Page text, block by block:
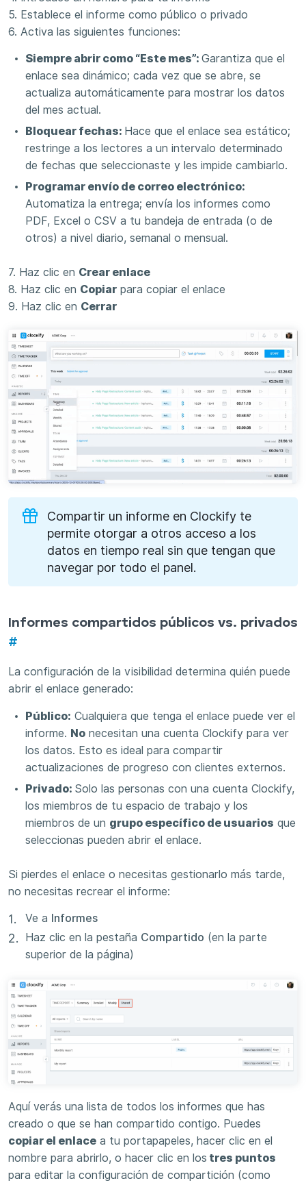
5. Establece el informe como público o privado
6. Activa las siguientes funciones:
Siempre abrir como “Este mes”: Garantiza que el
enlace sea dinámico; cada vez que se abre, se
actualiza automáticamente para mostrar los datos
del mes actual.
Bloquear fechas: Hace que el enlace sea estático;
restringe a los lectores a un intervalo determinado
de fechas que seleccionaste y les impide cambiarlo.
Programar envío de correo electrónico:
Automatiza la entrega; envía los informes como
PDF, Excel o CSV a tu bandeja de entrada (o de
otros) a nivel diario, semanal o mensual.
7. Haz clic en Crear enlace
8. Haz clic en Copiar para copiar el enlace
9. Haz clic en Cerrar
Compartir un informe en Clockify te
permite otorgar a otros acceso a los
datos en tiempo real sin que tengan que
navegar por todo el panel.
Informes compartidos públicos vs. privados
#
La configuración de la visibilidad determina quién puede
abrir el enlace generado:
Público: Cualquiera que tenga el enlace puede ver el
informe. No necesitan una cuenta Clockify para ver
los datos. Esto es ideal para compartir
actualizaciones de progreso con clientes externos.
Privado: Solo las personas con una cuenta Clockify,
los miembros de tu espacio de trabajo y los
miembros de un grupo específico de usuarios que
seleccionas pueden abrir el enlace.
Si pierdes el enlace o necesitas gestionarlo más tarde,
no necesitas recrear el informe:
Ve a Informes
Haz clic en la pestaña Compartido (en la parte
superior de la página)
Aquí verás una lista de todos los informes que has
creado o que se han compartido contigo. Puedes
copiar el enlace a tu portapapeles, hacer clic en el
nombre para abrirlo, o hacer clic en los tres puntos
para editar la configuración de compartición (como